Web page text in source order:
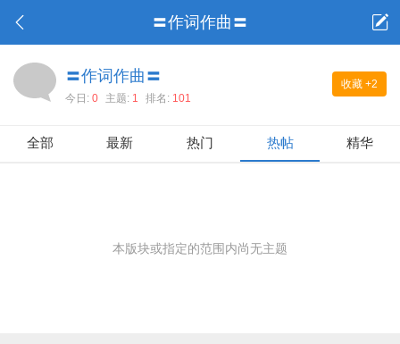
〓作词作曲〓
收藏 +2
〓作词作曲〓
今日: 0 主题: 1 排名: 101
全部 最新 热门 热帖 精华
本版块或指定的范围内尚无主题